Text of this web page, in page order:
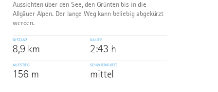
Aussichten über den See, den Grünten bis in die
Allgäuer Alpen. Der lange Weg kann beliebig abgekürzt
werden.
DISTANZ
8,9 km
DAUER
2:43 h
AUFSTIEG
156 m
SCHWIERIGKEIT
mittel